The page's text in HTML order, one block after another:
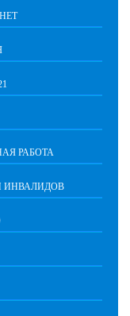
РАБОТА
ИНВАЛИДОВ